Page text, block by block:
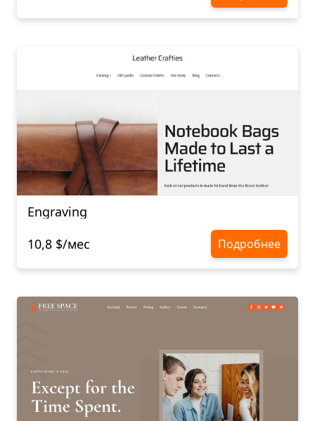
Engraving
10,8 $/мес
Подробнее